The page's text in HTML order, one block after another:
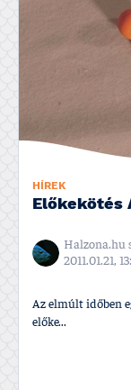
HÍREK
Előkekötés
Halzona.hu
2011.01.21,
Az elmúlt időben
előke...